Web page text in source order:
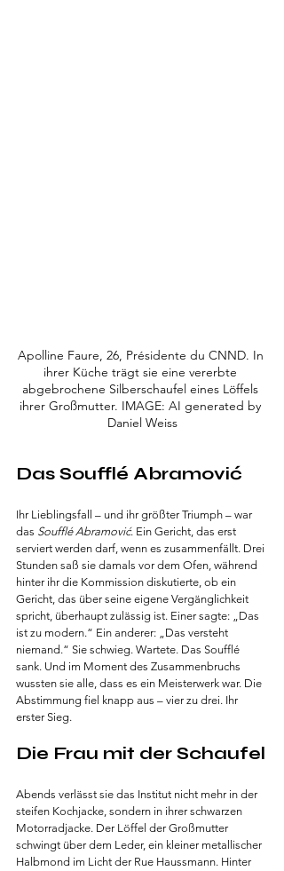
Apolline Faure, 26, Présidente du CNND. In
ihrer Küche trägt sie eine vererbte
abgebrochene Silberschaufel eines Löffels
ihrer Großmutter. IMAGE: AI generated by
Daniel Weiss
Das Soufflé Abramović
Ihr Lieblingsfall – und ihr größter Triumph – war
das Soufflé Abramović. Ein Gericht, das erst
serviert werden darf, wenn es zusammenfällt. Drei
Stunden saß sie damals vor dem Ofen, während
hinter ihr die Kommission diskutierte, ob ein
Gericht, das über seine eigene Vergänglichkeit
spricht, überhaupt zulässig ist. Einer sagte: „Das
ist zu modern.“ Ein anderer: „Das versteht
niemand.“ Sie schwieg. Wartete. Das Soufflé
sank. Und im Moment des Zusammenbruchs
wussten sie alle, dass es ein Meisterwerk war. Die
Abstimmung fiel knapp aus – vier zu drei. Ihr
erster Sieg.
Die Frau mit der Schaufel
Abends verlässt sie das Institut nicht mehr in der
steifen Kochjacke, sondern in ihrer schwarzen
Motorradjacke. Der Löffel der Großmutter
schwingt über dem Leder, ein kleiner metallischer
Halbmond im Licht der Rue Haussmann. Hinter